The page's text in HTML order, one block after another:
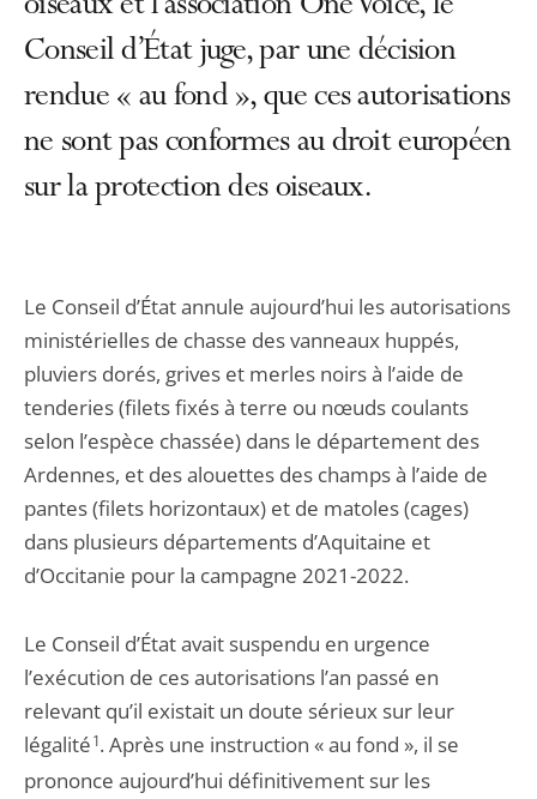
oiseaux et l’association One Voice, le
Conseil d’État juge, par une décision
rendue « au fond », que ces autorisations
ne sont pas conformes au droit européen
sur la protection des oiseaux.
Le Conseil d’État annule aujourd’hui les autorisations
ministérielles de chasse des vanneaux huppés,
pluviers dorés, grives et merles noirs à l’aide de
tenderies (filets fixés à terre ou nœuds coulants
selon l’espèce chassée) dans le département des
Ardennes, et des alouettes des champs à l’aide de
pantes (filets horizontaux) et de matoles (cages)
dans plusieurs départements d’Aquitaine et
d’Occitanie pour la campagne 2021-2022.
Le Conseil d’État avait suspendu en urgence
l’exécution de ces autorisations l’an passé en
relevant qu’il existait un doute sérieux sur leur
légalité1. Après une instruction « au fond », il se
prononce aujourd’hui définitivement sur les